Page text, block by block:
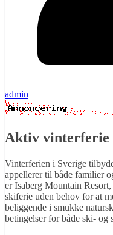
admin
Aktiv vinterferie
Vinterferien i Sverige
appellerer til både familier
er Isaberg Mountain
skiferie uden behov for at
beliggende i smukke
betingelser for både ski- og